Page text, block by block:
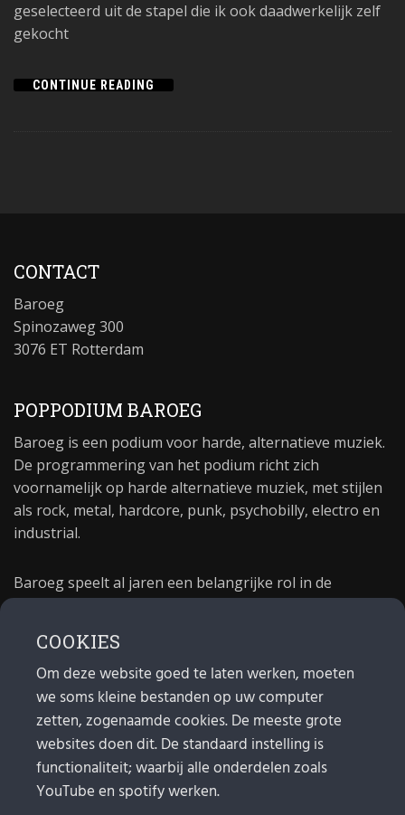
geselecteerd uit de stapel die ik ook daadwerkelijk zelf
gekocht
CONTINUE READING
CONTACT
Baroeg
Spinozaweg 300
3076 ET Rotterdam
POPPODIUM BAROEG
Baroeg is een podium voor harde, alternatieve muziek.
De programmering van het podium richt zich
voornamelijk op harde alternatieve muziek, met stijlen
als rock, metal, hardcore, punk, psychobilly, electro en
industrial.
Baroeg speelt al jaren een belangrijke rol in de
poppodium 40 jaar.
MAIL
Algemeen: info@baroeg.nl
Bands & boeking: leon@baroeg.nl
Promotie & publiciteit: francis@baroeg.nl
COOKIES
Om deze website goed te laten werken, moeten
we soms kleine bestanden op uw computer
zetten, zogenaamde cookies. De meeste grote
websites doen dit. De standaard instelling is
functionaliteit; waarbij alle onderdelen zoals
YouTube en spotify werken.